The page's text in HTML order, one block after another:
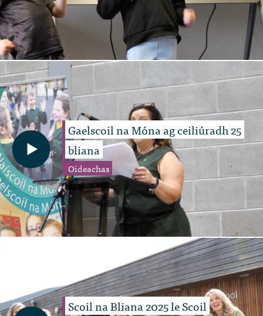
Gaelscoil na Móna ag ceiliúradh 25
bliana
Oideachas
Scoil na Bliana 2025 le Scoil